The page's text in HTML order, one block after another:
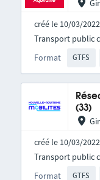
créé le 10/03/2022
Format GTFS
Transport public
(33)
créé le 10/03/2022
Format GTFS
Transport public